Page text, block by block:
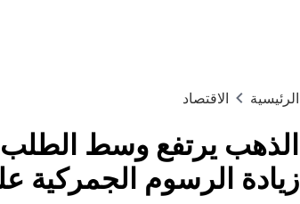
الرئيسية الاقتصاد
الذهب يرتفع وسط الطلب
زيادة الرسوم الجمركية